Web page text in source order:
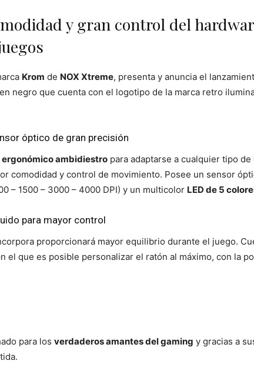
y gran control del
Krom de NOX Xtreme, presenta y anuncia el
negro que cuenta con el logotipo de la marca retro
óptico de gran precisión
ergonómico ambidiestro para adaptarse a cualquier tipo de
comodidad y control de movimiento. Posee un sensor
– 1500 – 3000 – 4000 DPI) y un multicolor LED de 5
para mayor control
proporcionará mayor equilibrio durante el juego.
el que es posible personalizar el ratón al máximo, con la
para los verdaderos amantes del gaming y gracias a